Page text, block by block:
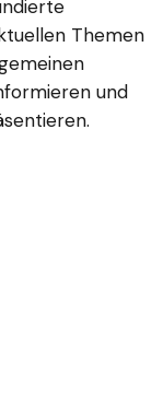
Themen
und